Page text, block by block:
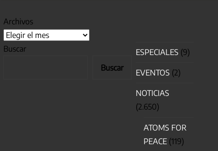
Archivos
Buscar
Buscar
ESPECIALES (9)
EVENTOS (2)
NOTICIAS
(2.650)
ATOMS FOR
PEACE (119)